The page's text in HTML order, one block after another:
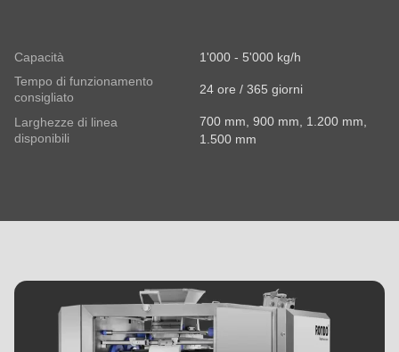
Capacità
1'000 - 5'000 kg/h
Tempo di funzionamento
consigliato
24 ore / 365 giorni
Larghezze di linea
disponibili
700 mm, 900 mm, 1.200 mm,
1.500 mm